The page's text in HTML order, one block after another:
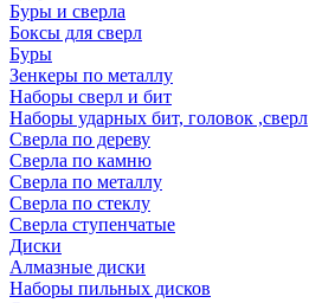
Буры и сверла
Боксы для сверл
Буры
Зенкеры по металлу
Наборы сверл и бит
Наборы ударных бит, головок ,сверл
Сверла по дереву
Сверла по камню
Сверла по металлу
Сверла по стеклу
Сверла ступенчатые
Диски
Алмазные диски
Наборы пильных дисков